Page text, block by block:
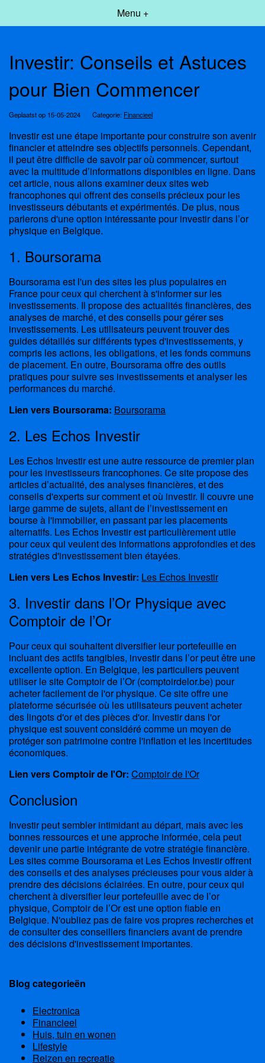
Menu +
Investir: Conseils et Astuces
pour Bien Commencer
Geplaatst op 15-05-2024 Categorie: Financieel
Investir est une étape importante pour construire son avenir
financier et atteindre ses objectifs personnels. Cependant,
il peut être difficile de savoir par où commencer, surtout
avec la multitude d’informations disponibles en ligne. Dans
cet article, nous allons examiner deux sites web
francophones qui offrent des conseils précieux pour les
investisseurs débutants et expérimentés. De plus, nous
parlerons d'une option intéressante pour investir dans l’or
physique en Belgique.
1. Boursorama
Boursorama est l'un des sites les plus populaires en
France pour ceux qui cherchent à s'informer sur les
investissements. Il propose des actualités financières, des
analyses de marché, et des conseils pour gérer ses
investissements. Les utilisateurs peuvent trouver des
guides détaillés sur différents types d'investissements, y
compris les actions, les obligations, et les fonds communs
de placement. En outre, Boursorama offre des outils
pratiques pour suivre ses investissements et analyser les
performances du marché.
Lien vers Boursorama: Boursorama
2. Les Echos Investir
Les Echos Investir est une autre ressource de premier plan
pour les investisseurs francophones. Ce site propose des
articles d’actualité, des analyses financières, et des
conseils d'experts sur comment et où investir. Il couvre une
large gamme de sujets, allant de l’investissement en
bourse à l'immobilier, en passant par les placements
alternatifs. Les Echos Investir est particulièrement utile
pour ceux qui veulent des informations approfondies et des
stratégies d'investissement bien étayées.
Lien vers Les Echos Investir: Les Echos Investir
3. Investir dans l’Or Physique avec
Comptoir de l’Or
Pour ceux qui souhaitent diversifier leur portefeuille en
incluant des actifs tangibles, investir dans l’or peut être une
excellente option. En Belgique, les particuliers peuvent
utiliser le site Comptoir de l’Or (comptoirdelor.be) pour
acheter facilement de l'or physique. Ce site offre une
plateforme sécurisée où les utilisateurs peuvent acheter
des lingots d'or et des pièces d'or. Investir dans l'or
physique est souvent considéré comme un moyen de
protéger son patrimoine contre l'inflation et les incertitudes
économiques.
Lien vers Comptoir de l'Or: Comptoir de l'Or
Conclusion
Investir peut sembler intimidant au départ, mais avec les
bonnes ressources et une approche informée, cela peut
devenir une partie intégrante de votre stratégie financière.
Les sites comme Boursorama et Les Echos Investir offrent
des conseils et des analyses précieuses pour vous aider à
prendre des décisions éclairées. En outre, pour ceux qui
cherchent à diversifier leur portefeuille avec de l’or
physique, Comptoir de l’Or est une option fiable en
Belgique. N'oubliez pas de faire vos propres recherches et
de consulter des conseillers financiers avant de prendre
des décisions d'investissement importantes.
Blog categorieën
Electronica
Financieel
Huis, tuin en wonen
Lifestyle
Reizen en recreatie